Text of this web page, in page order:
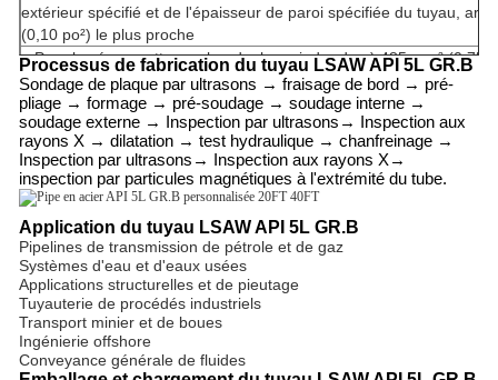
extérieur spécifié et de l'épaisseur de paroi spécifiée du tuyau,
(0,10 po²) le plus proche
–Pour les éprouvettes en bande, le moindre de a) 485 mm² (0,75
surface de la section transversale de l'éprouvette, calculée à l'aide
spécifiée de l'éprouvette et de l'épaisseur de paroi spécifiée du
10 mm² (0,10 po²) le plus proche
U est la résistance à la traction minimale spécifiée, exprimée en
(livres par pouce carré).
g. Des valeurs inférieures pour R10,5IRm peuvent être spécifiées
h. pour les nuances > x90, se référer à la spécification API 5L
Processus de fabrication du tuyau LSAW API 5L GR.B
Sondage de plaque par ultrasons → fraisage de bord → pré-
pliage → formage → pré-soudage → soudage interne →
soudage externe → Inspection par ultrasons → Inspection aux
rayons X → dilatation → test hydraulique → chanfreinage →
Inspection par ultrasons → Inspection aux rayons X→
inspection par particules magnétiques à l'extrémité du tube.
Application du tuyau LSAW API 5L GR.B
Pipelines de transmission de pétrole et de gaz
Systèmes d'eau et d'eaux usées
Applications structurelles et de pieutage
Tuyauterie de procédés industriels
Transport minier et de boues
Ingénierie offshore
Conveyance générale de fluides